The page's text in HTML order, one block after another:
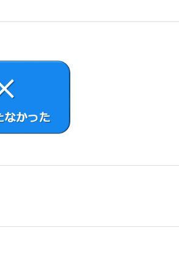
が自動的にアップデートされる機能を
は何等の責任を負わないものとします。
失による場合を除きいかなる場合にも、
。
フトウェアは高度の安全性が要求され、
、原子力発電所を含む核施設の制御、航